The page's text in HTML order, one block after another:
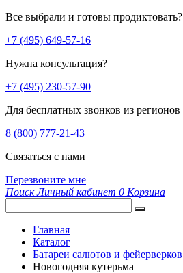
Все выбрали и готовы продиктовать?
+7 (495) 649-57-16
Нужна консультация?
+7 (495) 230-57-90
Для бесплатных звонков из регионов
8 (800) 777-21-43
Связаться с нами
Перезвоните мне
Поиск Личный кабинет 0 Корзина
Главная
Каталог
Батареи салютов и фейерверков
Новогодняя кутерьма